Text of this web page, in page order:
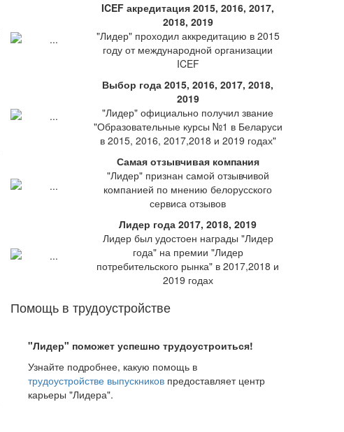
ICEF акредитация 2015, 2016, 2017,
2018, 2019
"Лидер" проходил аккредитацию в 2015
году от международной организации
ICEF
Выбор года 2015, 2016, 2017, 2018,
2019
"Лидер" официально получил звание
"Образовательные курсы №1 в Беларуси
в 2015, 2016, 2017,2018 и 2019 годах"
Самая отзывчивая компания
"Лидер" признан самой отзывчивой
компанией по мнению белорусского
сервиса отзывов
Лидер года 2017, 2018, 2019
Лидер был удостоен награды "Лидер
года" на премии "Лидер
потребительского рынка" в 2017,2018 и
2019 годах
Помощь в трудоустройстве
"Лидер" поможет успешно трудоустроиться!
Узнайте подробнее, какую помощь в
трудоустройстве выпускников предоставляет центр
карьеры "Лидера".